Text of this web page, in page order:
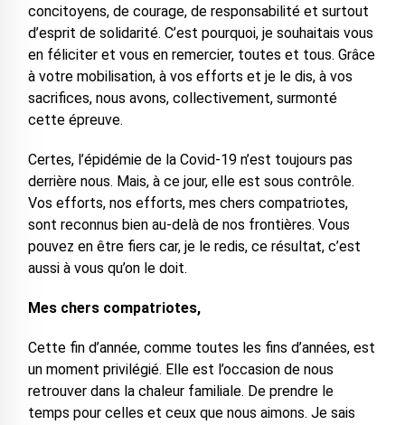
concitoyens, de courage, de responsabilité et surtout
d’esprit de solidarité. C’est pourquoi, je souhaitais vous
en féliciter et vous en remercier, toutes et tous. Grâce
à votre mobilisation, à vos efforts et je le dis, à vos
sacrifices, nous avons, collectivement, surmonté
cette épreuve.
Certes, l’épidémie de la Covid-19 n’est toujours pas
derrière nous. Mais, à ce jour, elle est sous contrôle.
Vos efforts, nos efforts, mes chers compatriotes,
sont reconnus bien au-delà de nos frontières. Vous
pouvez en être fiers car, je le redis, ce résultat, c’est
aussi à vous qu’on le doit.
Mes chers compatriotes,
Cette fin d’année, comme toutes les fins d’années, est
un moment privilégié. Elle est l’occasion de nous
retrouver dans la chaleur familiale. De prendre le
temps pour celles et ceux que nous aimons. Je sais